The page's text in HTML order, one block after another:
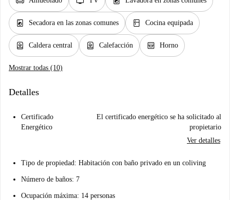
local_laundry_service Secadora en las zonas comunes kitchen Cocina equipada
water_heater Caldera central water_heater Calefacción oven_gen Horno
Mostrar todas (10)
Detalles
Certificado
Energético
El certificado energético se ha solicitado al
propietario
Ver detalles
Tipo de propiedad: Habitación con baño privado en un coliving
Número de baños: 7
Ocupación máxima: 14 personas